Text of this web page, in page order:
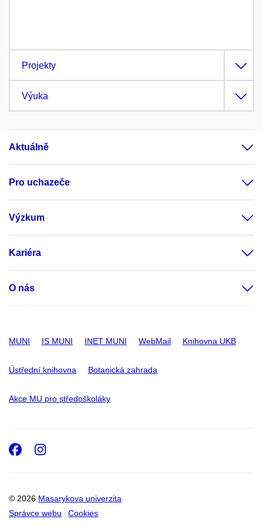
Projekty
Výuka
Aktuálně
Pro uchazeče
Výzkum
Kariéra
O nás
MUNI IS MUNI INET MUNI WebMail Knihovna UKB
Ústřední knihovna Botanická zahrada
Akce MU pro středoškoláky
© 2026 Masarykova univerzita
Správce webu
Cookies
Facebook
Instagram